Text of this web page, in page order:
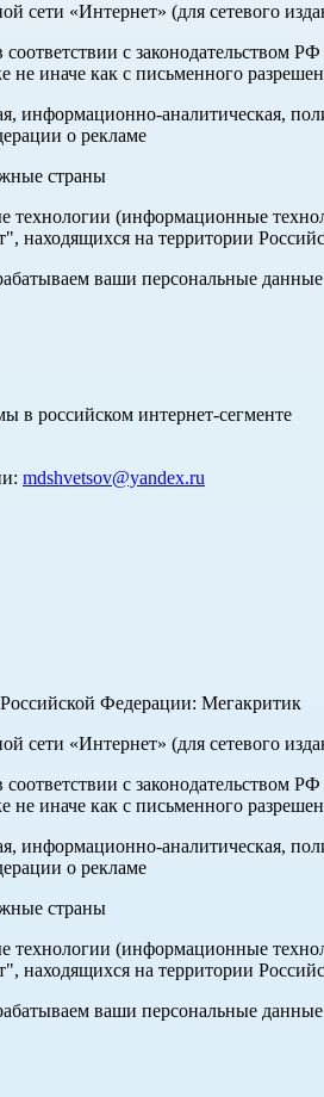
сети «Интернет» (для сетевого
с
иначе как с письменного
аналитическая,
о рекламе
страны
(информационные
находящихся на территории
ваши персональные
в российском интернет-сегменте
mdshvetsov@yandex.ru
Федерации: Мегакритик
сети «Интернет» (для сетевого
с
иначе как с письменного
аналитическая,
о рекламе
страны
(информационные
находящихся на территории
ваши персональные